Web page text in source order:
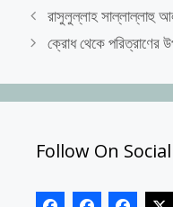
রাসুলুল্লাহ সাল্লাল্লাহু
ক্রোধ থেকে পরিত্রাণের
Follow On